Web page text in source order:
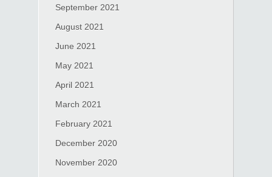
September 2021
August 2021
June 2021
May 2021
April 2021
March 2021
February 2021
December 2020
November 2020